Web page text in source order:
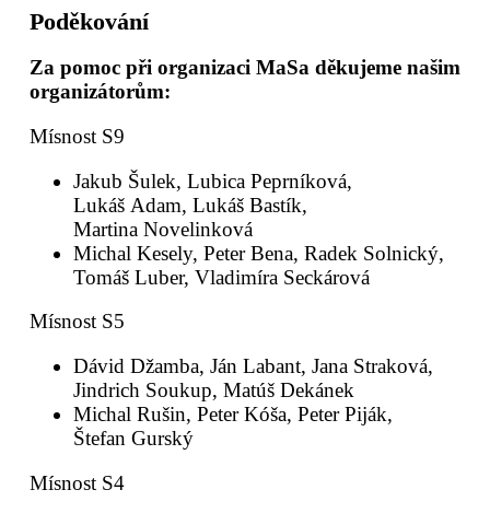
Poděkování
Za pomoc při organizaci MaSa děkujeme našim
organizátorům:
Mísnost S9
Jakub Šulek, Lubica Peprníková,
Lukáš Adam, Lukáš Bastík,
Martina Novelinková
Michal Kesely, Peter Bena, Radek Solnický,
Tomáš Luber, Vladimíra Seckárová
Mísnost S5
Dávid Džamba, Ján Labant, Jana Straková,
Jindrich Soukup, Matúš Dekánek
Michal Rušin, Peter Kóša, Peter Piják,
Štefan Gurský
Mísnost S4